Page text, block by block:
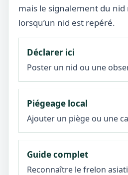
mais le signalement du
lorsqu’un nid est repéré.
Déclarer ici
Poster un nid ou une
Piégeage local
Ajouter un piège ou une
Guide complet
Reconnaître le frelon